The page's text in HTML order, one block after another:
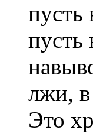
пусть
пусть
лжи, в
Это